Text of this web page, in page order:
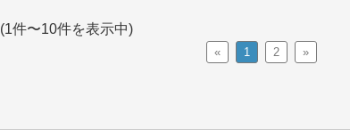
(1件〜10件を表示中)
« 1 2 »